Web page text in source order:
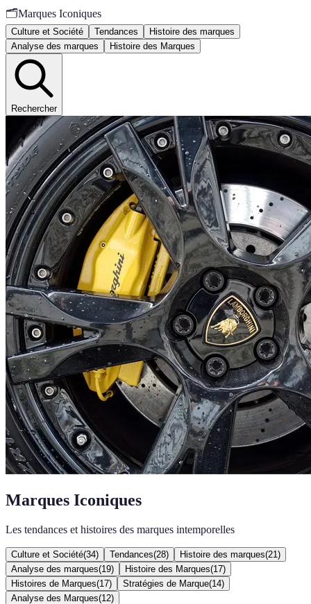
🗂️Marques Iconiques
Culture et Société Tendances
Histoire des marques
Analyse des marques
Histoire des Marques
Rechercher
Marques Iconiques
Les tendances et histoires des marques intemporelles
Culture et Société(34) Tendances(28) Histoire des marques(21 )
Analyse des marques(19) Histoire des Marques(17)
Histoires de Marques(17) Stratégies de Marque(14)
Analyse des Marques(12)